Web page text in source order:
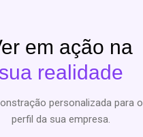
em ação na
sua realidade
personalizada para o
perfil da sua empresa.